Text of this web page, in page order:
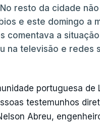
resto da cidade
e este domingo a
comentava a
na televisão e redes
portuguesa de
testemunhos
Abreu,